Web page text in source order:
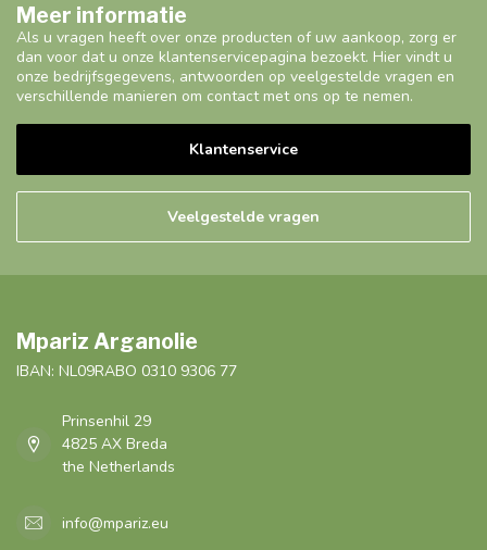
Meer informatie
Als u vragen heeft over onze producten of uw aankoop, zorg er
dan voor dat u onze klantenservicepagina bezoekt. Hier vindt u
onze bedrijfsgegevens, antwoorden op veelgestelde vragen en
verschillende manieren om contact met ons op te nemen.
Klantenservice
Veelgestelde vragen
Mpariz Arganolie
IBAN: NL09RABO 0310 9306 77
Prinsenhil 29
4825 AX Breda
the Netherlands
info@mpariz.eu